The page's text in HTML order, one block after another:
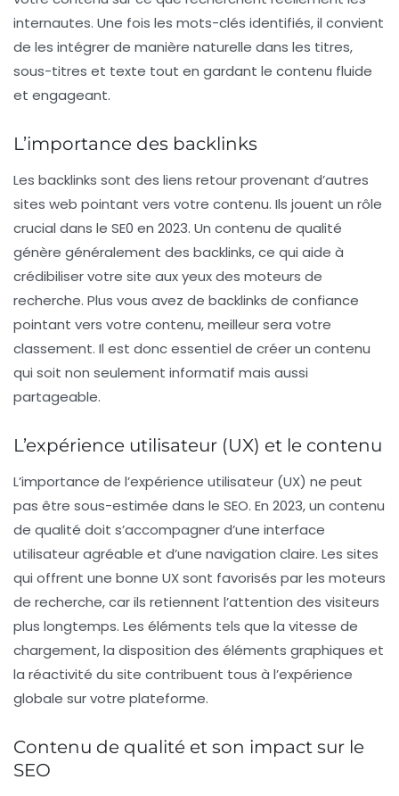
internautes. Une fois les mots-clés identifiés, il convient
de les intégrer de manière naturelle dans les titres,
sous-titres et texte tout en gardant le contenu fluide
et engageant.
L’importance des backlinks
Les backlinks sont des liens retour provenant d’autres
sites web pointant vers votre contenu. Ils jouent un rôle
crucial dans le SE0 en 2023. Un contenu de qualité
génère généralement des backlinks, ce qui aide à
crédibiliser votre site aux yeux des moteurs de
recherche. Plus vous avez de backlinks de confiance
pointant vers votre contenu, meilleur sera votre
classement. Il est donc essentiel de créer un contenu
qui soit non seulement informatif mais aussi
partageable.
L’expérience utilisateur (UX) et le contenu
L’importance de l’expérience utilisateur (UX) ne peut
pas être sous-estimée dans le SEO. En 2023, un contenu
de qualité doit s’accompagner d’une interface
utilisateur agréable et d’une navigation claire. Les sites
qui offrent une bonne UX sont favorisés par les moteurs
de recherche, car ils retiennent l’attention des visiteurs
plus longtemps. Les éléments tels que la vitesse de
chargement, la disposition des éléments graphiques et
la réactivité du site contribuent tous à l’expérience
globale sur votre plateforme.
Contenu de qualité et son impact sur le
SEO